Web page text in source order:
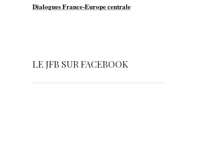
Dialogues France-Europe centrale
LE JFB SUR FACEBOOK